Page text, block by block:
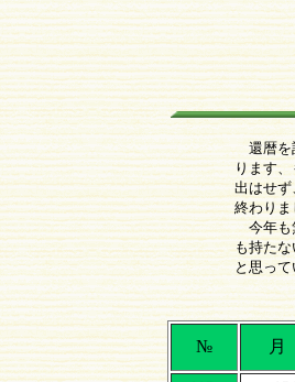
還暦を
ります
出はせ
終わりま
今年も
も持た
と思っ
№ 月